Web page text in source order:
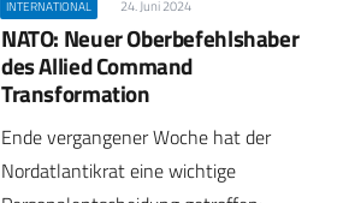
INTERNATIONAL 24. Juni 2024
NATO: Neuer Oberbefehlshaber
des Allied Command
Transformation
Ende vergangener Woche hat der
Nordatlantikrat eine wichtige